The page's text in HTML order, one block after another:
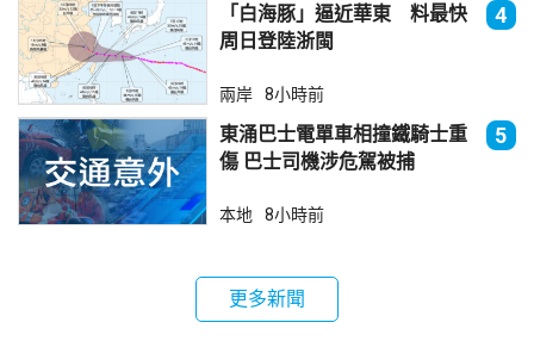
「白海豚」逼近華東 料最快
周日登陸浙閩
4
兩岸 8小時前
東涌巴士電單車相撞鐵騎士重
傷 巴士司機涉危駕被捕
5
本地 8小時前
更多新聞